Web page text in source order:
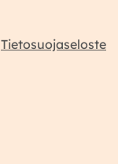
Tietosuojaseloste